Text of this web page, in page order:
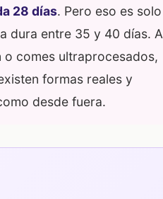
28 días. Pero eso es solo
dura entre 35 y 40 días. A
o comes ultraprocesados,
formas reales y
desde fuera.